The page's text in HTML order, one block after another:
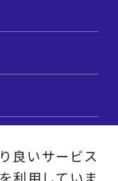
良いサービス